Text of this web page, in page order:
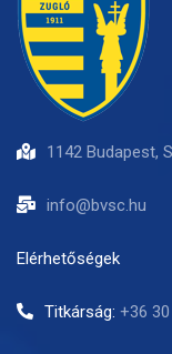
1142 Budapest,
info@bvsc.hu
Elérhetőségek
Titkárság: +36